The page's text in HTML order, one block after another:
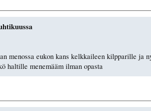
menossa eukon kans kelkkaileen kilpparille
haltille menemääm ilman opasta